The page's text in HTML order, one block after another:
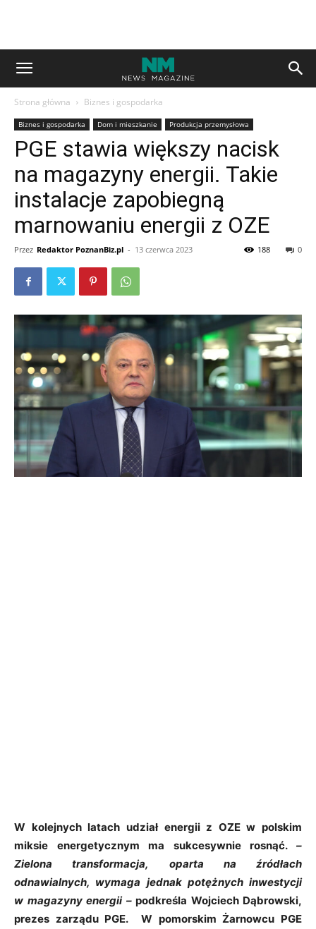
Strona główna Biznes i gospodarka
Biznes i gospodarka Dom i mieszkanie Produkcja przemysłowa
PGE stawia większy nacisk
na magazyny energii. Takie
instalacje zapobiegną
marnowaniu energii z OZE
Przez Redaktor PoznanBiz.pl - 13 czerwca 2023 0
188
W kolejnych latach udział energii z OZE w polskim
miksie energetycznym ma sukcesywnie rosnąć. –
Zielona transformacja, oparta na źródłach
odnawialnych, wymaga jednak potężnych inwestycji
w magazyny energii – podkreśla Wojciech Dąbrowski,
prezes zarządu PGE. W pomorskim Żarnowcu PGE